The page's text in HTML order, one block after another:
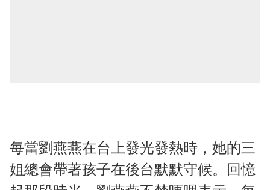
每當劉燕燕在台上發光發熱時，她的三
姐總會帶著孩子在後台默默守候。回憶